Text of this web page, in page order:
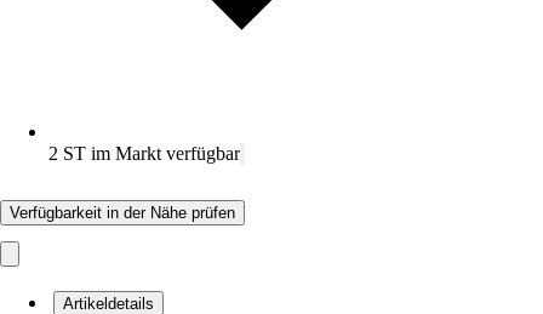
2 ST im Markt verfügbar
Verfügbarkeit in der Nähe prüfen
Artikeldetails